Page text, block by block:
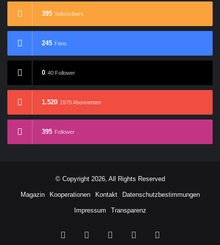
395 Subscribers
245 Fans
0 40 Follower
1.520 1570 Abonnenten
395 Follower
© Copyright 2026, All Rights Reserved
Magazin Kooperationen Kontakt Datenschutzbestimmungen
Impressum Transparenz
Facebook YouTube